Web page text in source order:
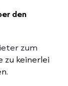
den
zum
zu keinerlei